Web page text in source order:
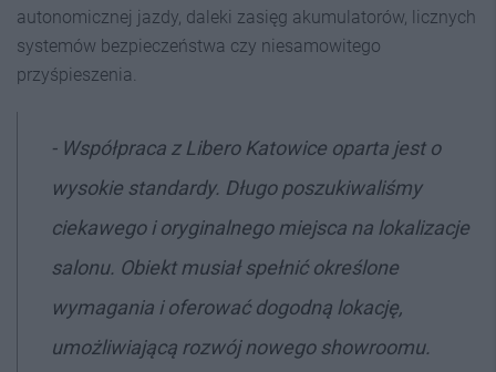
autonomicznej jazdy, daleki zasięg akumulatorów, licznych
systemów bezpieczeństwa czy niesamowitego
przyśpieszenia.
- Współpraca z Libero Katowice oparta jest o
wysokie standardy. Długo poszukiwaliśmy
ciekawego i oryginalnego miejsca na lokalizacje
salonu. Obiekt musiał spełnić określone
wymagania i oferować dogodną lokację,
umożliwiającą rozwój nowego showroomu.